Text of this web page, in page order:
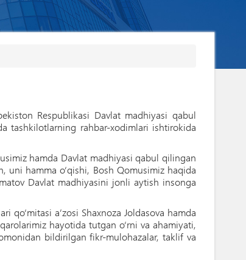
Respublikasi Davlat madhiyasi qabul
tashkilotlarning rahbar-xodimlari ishtirokida
hamda Davlat madhiyasi qabul qilingan
uni hamma o‘qishi, Bosh Qomusimiz haqida
Davlat madhiyasini jonli aytish insonga
a’zosi Shaxnoza Joldasova hamda
hayotida tutgan o‘rni va ahamiyati,
bildirilgan fikr-mulohazalar, taklif va